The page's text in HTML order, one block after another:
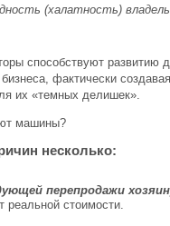
(халатность)
способствуют развитию
фактически
их «темных делишек».
машины?
несколько:
перепродажи
реальной стоимости.